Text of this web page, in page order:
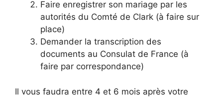
Faire enregistrer son mariage par les
autorités du Comté de Clark (à faire sur
place)
Demander la transcription des
documents au Consulat de France (à
faire par correspondance)
Il vous faudra entre 4 et 6 mois après votre